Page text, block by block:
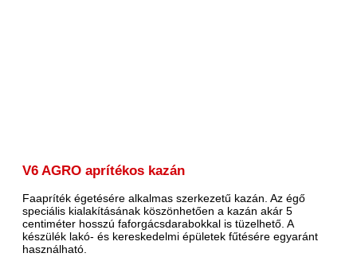
V6 AGRO aprítékos kazán
Faapríték égetésére alkalmas szerkezetű kazán. Az égő
speciális kialakításának köszönhetően a kazán akár 5
centiméter hosszú faforgácsdarabokkal is tüzelhető. A
készülék lakó- és kereskedelmi épületek fűtésére egyaránt
használható.